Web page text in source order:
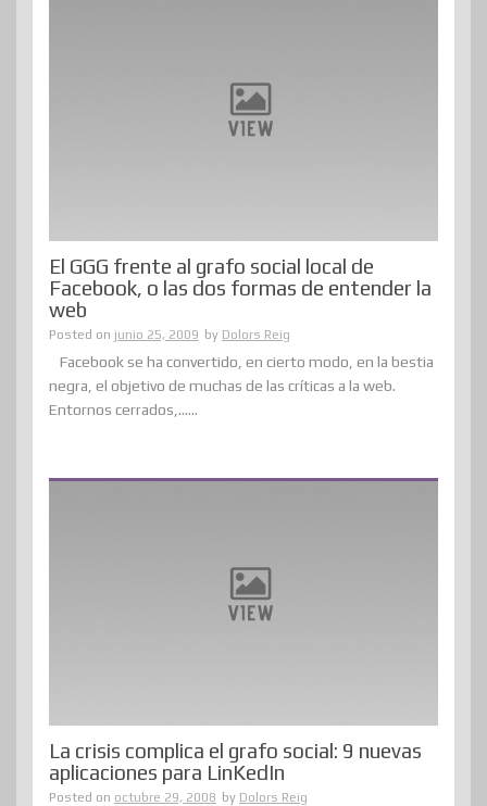
El GGG frente al grafo social local de
Facebook, o las dos formas de entender la
web
Posted on junio 25, 2009 by Dolors Reig
Facebook se ha convertido, en cierto modo, en la bestia
negra, el objetivo de muchas de las críticas a la web.
Entornos cerrados,......
La crisis complica el grafo social: 9 nuevas
aplicaciones para LinKedIn
Posted on octubre 29, 2008 by Dolors Reig